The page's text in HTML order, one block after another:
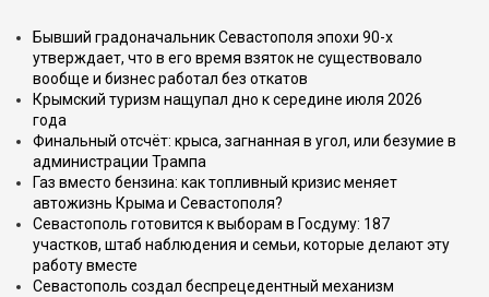
Бывший градоначальник Севастополя эпохи 90-х
утверждает, что в его время взяток не существовало
вообще и бизнес работал без откатов
Крымский туризм нащупал дно к середине июля 2026
года
Финальный отсчёт: крыса, загнанная в угол, или безумие в
администрации Трампа
Газ вместо бензина: как топливный кризис меняет
автожизнь Крыма и Севастополя?
Севастополь готовится к выборам в Госдуму: 187
участков, штаб наблюдения и семьи, которые делают эту
работу вместе
Севастополь создал беспрецедентный механизм